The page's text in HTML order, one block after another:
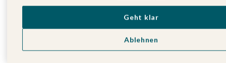
Fotobücher
Fotohalter
Notizbücher
Ablehnen
Geht klar